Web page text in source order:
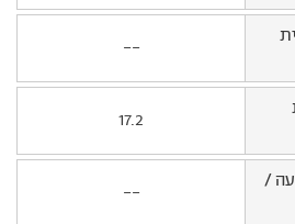
--
17.2
/
--